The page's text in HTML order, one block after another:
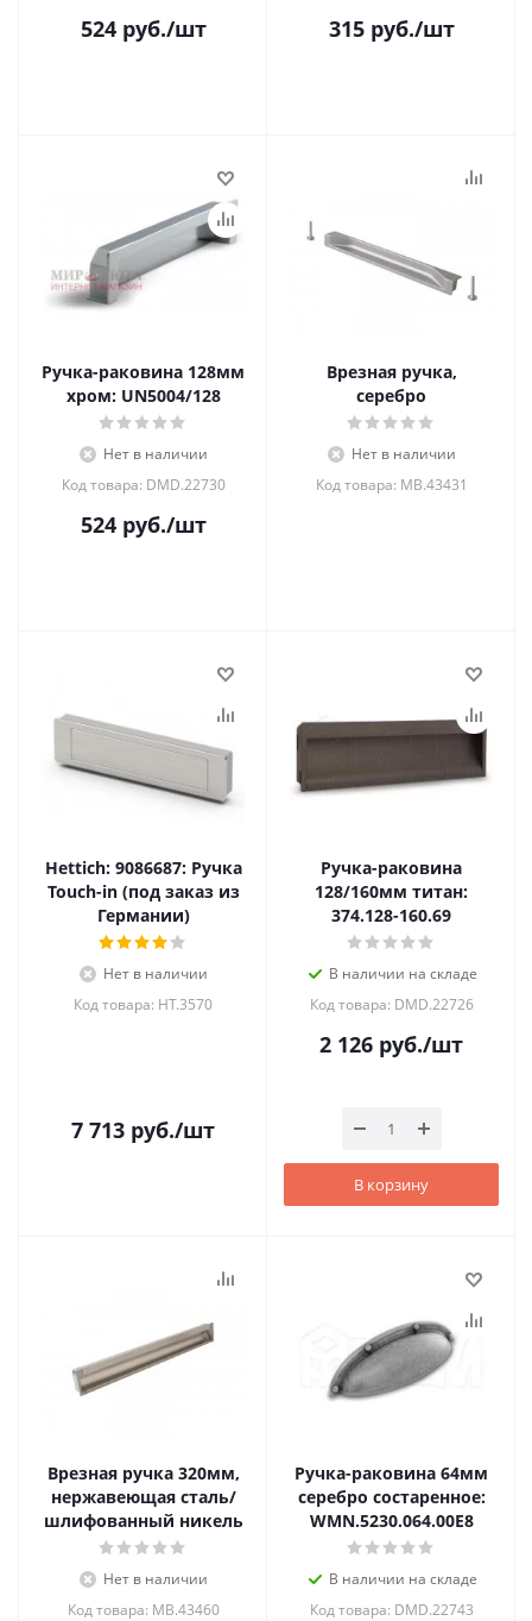
524руб./шт 315руб./шт
Ручка-раковина 128мм
хром: UN5004/128
Нет в наличии
Код товара: DMD.22730
524руб./шт
Врезная ручка,
серебро
Нет в наличии
Код товара: MB.43431
Hettich: 9086687: Ручка
Touch-in (под заказ из
Германии)
Нет в наличии
Код товара: HT.3570
7 713 руб./шт
Ручка-раковина
128/160мм титан:
374.128-160.69
В наличии на складе
Код товара: DMD.22726
2 126 руб./шт
В корзину
Врезная ручка 320мм,
нержавеющая сталь/
шлифованный никель
Нет в наличии
Код товара: MB.43460
Ручка-раковина 64мм
серебро состаренное:
WMN.5230.064.00E8
В наличии на складе
Код товара: DMD.22743